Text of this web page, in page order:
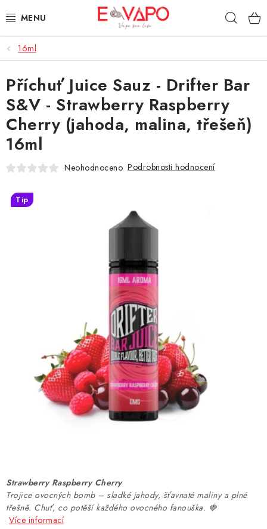
na
3D TISK
TIPY ZA DOBROU CENU
AROMATA A PŘÍCHUTĚ
BÁZE
E-LIQUIDY
E-CIGARETY
ATOMIZÉRY A CARTRIDGE
BATERIE A NABÍJEČKY
GRIPY & MODY
JEDNORÁZOVÉ A DOBÍJECÍ E-CIGARETY
PŘÍSLUŠENSTVÍ
ZNAČKY
16ml
Strawberry Raspberry Cherry
Trojice ovocných bomb – sladké jahody, šťavnaté maliny a plné
třešně. Chuť, co potěší každého ovocného fanouška. 🍓
Více informací
Příchuť Juice Sauz - Drifter Bar
S&V - Strawberry Raspberry
Cherry (jahoda, malina, třešeň)
16ml
Neohodnoceno Podrobnosti hodnocení
Tip